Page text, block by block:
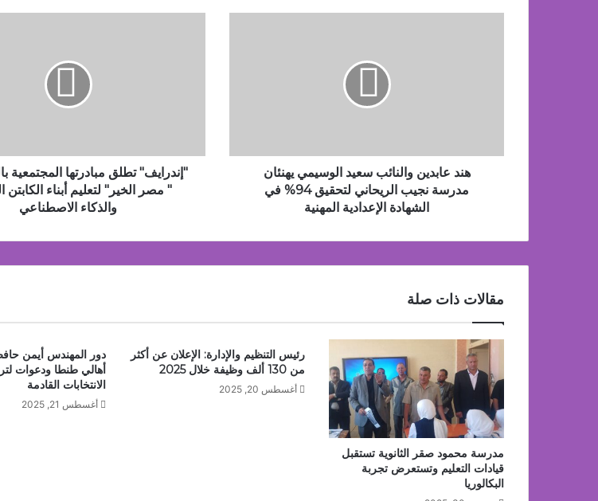
نائب محافظ سوهاج يزور الشاب «نادر» بمنزله ويهديه «تروسيكل» تحقيقاً لأمنيته
نوفمبر 22, 2025
أبسط الردود على ان مجلس امناء العاشر له دور مهم !!
أكتوبر 2, 2025
الريحاني
هند عابدين والنائب سعيد الوسيمي يهنئان
مدرسة نجيب الريحاني لتحقيق 94% في
الشهادة الإعدادية المهنية
الخير"
لتعليم"إندرايف" تطلق مبادرتها المجتمعية
" مصر الخير" لتعليم أبناء الكابتن
والذكاء الاصطناعي
مقالات ذات صلة
مدرسة محمود صقر الثانوية تستقبل
قيادات التعليم وتستعرض تجربة
البكالوريا
رئيس التنظيم والإدارة: الإعلان عن أكثر
من 130 ألف وظيفة خلال 2025
أغسطس 20, 2025
دور المهندس أيمن
أهالي طنطا ودعوات
الانتخابات القادمة
أغسطس 21, 2025